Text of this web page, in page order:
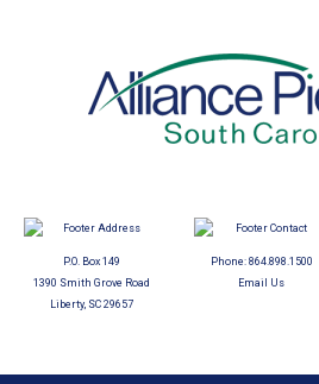
P.O. Box 149
1390 Smith Grove Road
Liberty, SC 29657
Phone: 864.898.1500
Email Us